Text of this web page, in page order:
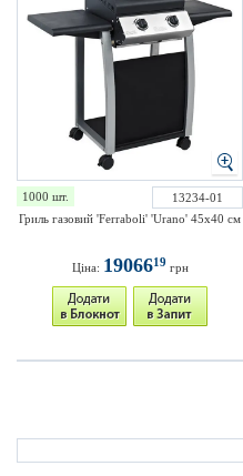
1000 шт.
13234-01
Гриль газовий 'Ferraboli' 'Urano' 45х40 см
Ціна: 1906619 грн